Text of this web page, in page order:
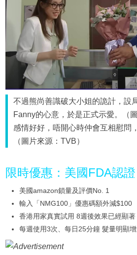
不過熊尚善識破大小姐的詭計，設
Fanny的心意，於是正式示愛。（
感情好好，唔開心時仲會互相慰問
（圖片來源：TVB）
限時優惠：美國FDA認
美國amazon鎖量及評價No. 1
輸入「NMG100」優惠碼額外減$100
香港用家真實試用 8週後效果已經顯著
每週使用3次、每日25分鐘 髮量明顯